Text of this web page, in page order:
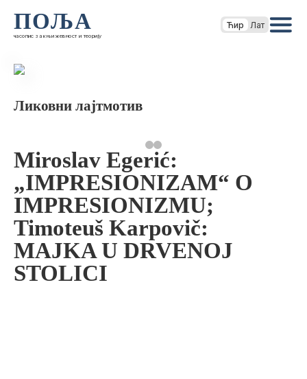
ПОЉА
часопис за књижевност и теорију
Ћир Лат
Ликовни лајтмотив
Miroslav Egerić:
„IMPRESIONIZAM“ O
IMPRESIONIZMU;
Timoteuš Karpovič:
MAJKA U DRVENOJ
STOLICI